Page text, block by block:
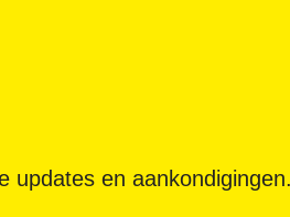
updates en aankondigingen.